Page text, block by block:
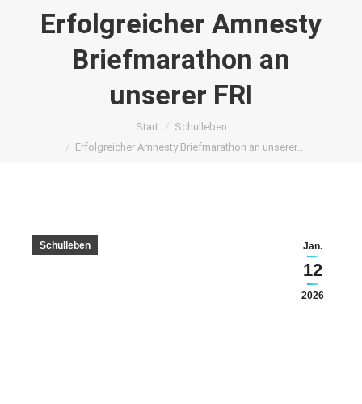
Erfolgreicher Amnesty
Briefmarathon an
unserer FRI
Sie befinden sich hier:Start
Schulleben
Erfolgreicher Amnesty Briefmarathon an unserer…
Jan.
12
2026
Schulleben